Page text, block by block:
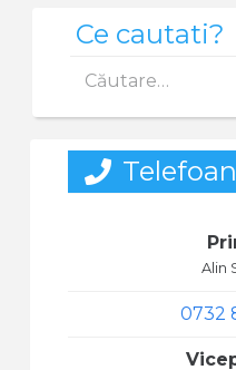
Ce cautati?
după:
Alin
0732